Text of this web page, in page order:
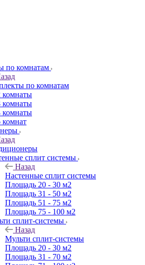
по комнатам
по комнатам
комнаты
комнаты
комнаты
сплит системы
Назад
Настенные сплит системы
Площадь 20 - 30 м2
Площадь 31 - 50 м2
Площадь 51 - 75 м2
Площадь 75 - 100 м2
сплит-системы
Назад
Мульти сплит-системы
Площадь 20 - 30 м2
Площадь 31 - 70 м2